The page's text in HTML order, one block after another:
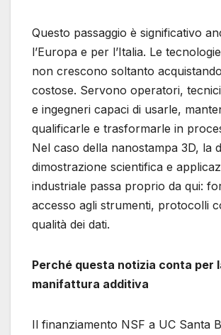
Questo passaggio è significativo
l’Europa e per l’Italia. Le
non crescono soltanto
costose. Servono operatori,
e ingegneri capaci di usarle,
qualificarle e trasformarle in
Nel caso della nanostampa 3D, la
dimostrazione scientifica e
industriale passa proprio da qui:
accesso agli strumenti, protocolli
qualità dei dati.
Perché questa notizia conta per
manifattura additiva
Il finanziamento NSF a UC Santa